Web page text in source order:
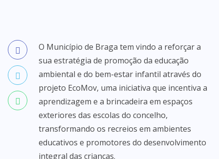
O Município de Braga tem vindo a reforçar a
sua estratégia de promoção da educação
ambiental e do bem-estar infantil através do
projeto EcoMov, uma iniciativa que incentiva a
aprendizagem e a brincadeira em espaços
exteriores das escolas do concelho,
transformando os recreios em ambientes
educativos e promotores do desenvolvimento
integral das crianças.